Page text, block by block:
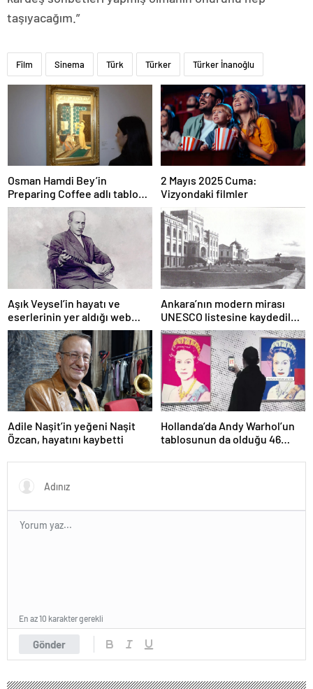
taşıyacağım.”
Film Sinema Türk Türker Türker İnanoğlu
Osman Hamdi Bey’in
Preparing Coffee adlı tablosu
75 milyon liraya satışa
sunuldu
2 Mayıs 2025 Cuma:
Vizyondaki filmler
Aşık Veysel’in hayatı ve
eserlerinin yer aldığı web
portalı hizmete girdi
Ankara’nın modern mirası
UNESCO listesine kaydedildi;
Türkiye’nin listedeki varlık
sayısı 80 oldu
Adile Naşit’in yeğeni Naşit
Özcan, hayatını kaybetti
Hollanda’da Andy Warhol’un
tablosunun da olduğu 46
Gönder
En az 10 karakter gerekli